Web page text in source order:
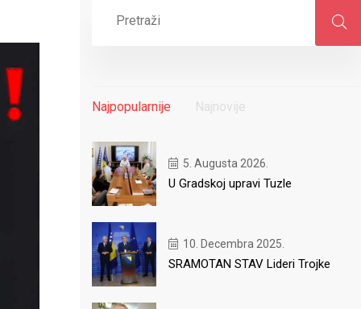
Najpopularnije Najnovije
5. Augusta 2026.
U Gradskoj upravi Tuzle
10. Decembra 2025.
SRAMOTAN STAV Lideri Trojke